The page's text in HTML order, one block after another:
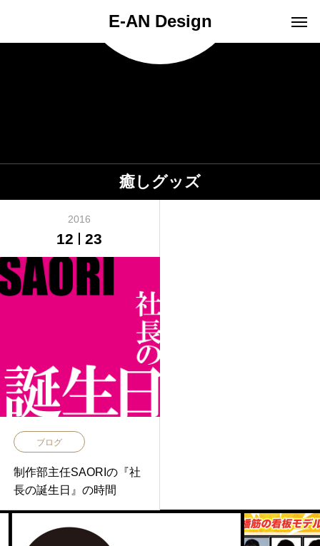
E-AN Design
癒しグッズ
2016
12 23
ブログ
制作部主任SAORIの『社
長の誕生日』の時間